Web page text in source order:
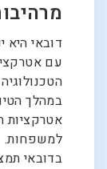
דובאי
עם
במהלך
אטרקציות
למשפחות.
בדובאי